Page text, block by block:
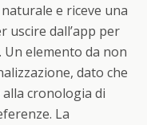
e riceve una
uscire dall’app per
Un elemento da non
dato che
cronologia di
La